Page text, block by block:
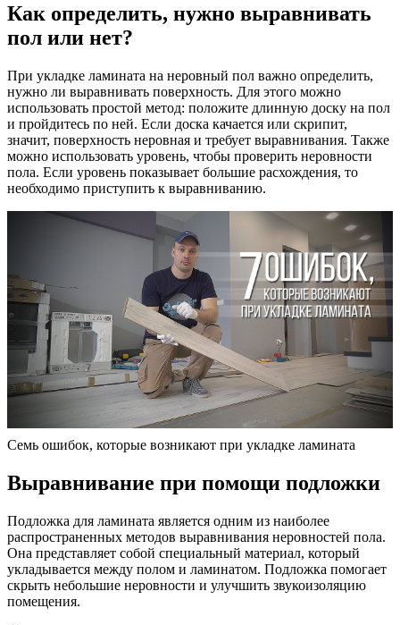
Как определить, нужно выравнивать
пол или нет?
При укладке ламината на неровный пол важно определить,
нужно ли выравнивать поверхность. Для этого можно
использовать простой метод: положите длинную доску на пол
и пройдитесь по ней. Если доска качается или скрипит,
значит, поверхность неровная и требует выравнивания. Также
можно использовать уровень, чтобы проверить неровности
пола. Если уровень показывает большие расхождения, то
необходимо приступить к выравниванию.
Семь ошибок, которые возникают при укладке ламината
Выравнивание при помощи подложки
Подложка для ламината является одним из наиболее
распространенных методов выравнивания неровностей пола.
Она представляет собой специальный материал, который
укладывается между полом и ламинатом. Подложка помогает
скрыть небольшие неровности и улучшить звукоизоляцию
помещения.